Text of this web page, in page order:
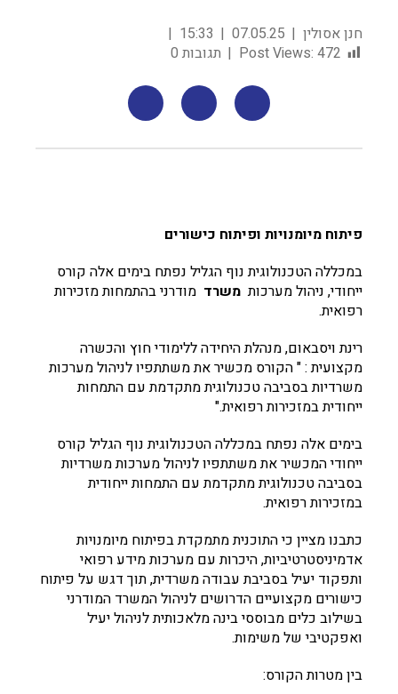
חנן אסולין 07.05.25
15:33
Post Views: 472 תגובות 0
פיתוח מיומנויות ופיתוח כישורים
במכללה הטכנולוגית נוף הגליל נפתח בימים אלה קורס
ייחודי, ניהול מערכות משרד מודרני בהתמחות מזכירות
רפואית.
רינת ויסבאום, מנהלת היחידה ללימודי חוץ והכשרה
מקצועית : " הקורס מכשיר את משתתפיו לניהול מערכות
משרדיות בסביבה טכנולוגית מתקדמת עם התמחות
ייחודית במזכירות רפואית."
בימים אלה נפתח במכללה הטכנולוגית נוף הגליל קורס
ייחודי המכשיר את משתתפיו לניהול מערכות משרדיות
בסביבה טכנולוגית מתקדמת עם התמחות ייחודית
במזכירות רפואית.
כתבנו מציין כי התוכנית מתמקדת בפיתוח מיומנויות
אדמיניסטרטיביות, היכרות עם מערכות מידע רפואי
ותפקוד יעיל בסביבת עבודה משרדית, תוך דגש על פיתוח
כישורים מקצועיים הדרושים לניהול המשרד המודרני
בשילוב כלים מבוססי בינה מלאכותית לניהול יעיל
ואפקטיבי של משימות.
בין מטרות הקורס: